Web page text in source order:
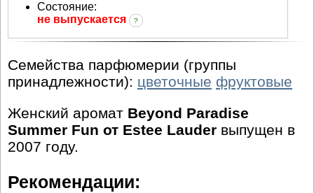
Состояние:
не выпускается
?
Семейства парфюмерии (группы
принадлежности): цветочные фруктовые
Женский аромат Beyond Paradise
Summer Fun от Estee Lauder выпущен в
2007 году.
Рекомендации: